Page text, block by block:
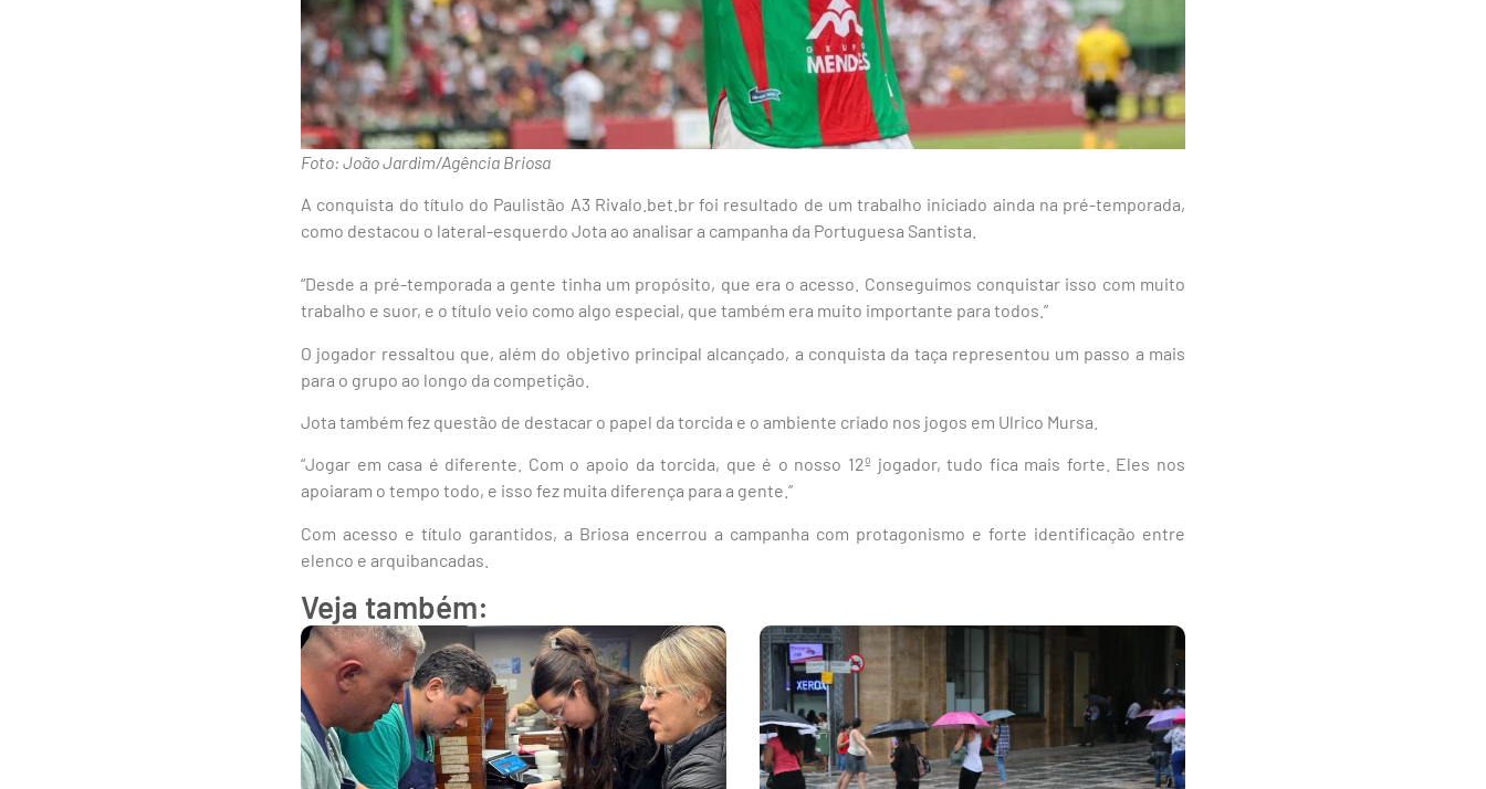
Foto: João Jardim/Agência Briosa
A conquista do título do Paulistão A3 Rivalo.bet.br foi resultado de um trabalho iniciado ainda na pré-temporada,
como destacou o lateral-esquerdo Jota ao analisar a campanha da Portuguesa Santista.
“Desde a pré-temporada a gente tinha um propósito, que era o acesso. Conseguimos conquistar isso com muito
trabalho e suor, e o título veio como algo especial, que também era muito importante para todos.”
O jogador ressaltou que, além do objetivo principal alcançado, a conquista da taça representou um passo a mais
para o grupo ao longo da competição.
Jota também fez questão de destacar o papel da torcida e o ambiente criado nos jogos em Ulrico Mursa.
“Jogar em casa é diferente. Com o apoio da torcida, que é o nosso 12º jogador, tudo fica mais forte. Eles nos
apoiaram o tempo todo, e isso fez muita diferença para a gente.”
Com acesso e título garantidos, a Briosa encerrou a campanha com protagonismo e forte identificação entre
elenco e arquibancadas.
Veja também: